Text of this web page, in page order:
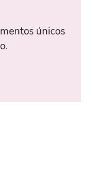
únicos